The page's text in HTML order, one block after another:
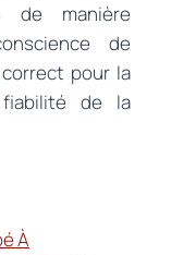
de manière
de
correct pour la
de la
À